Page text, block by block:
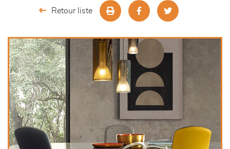
meubles de complément
décoration
Retour liste